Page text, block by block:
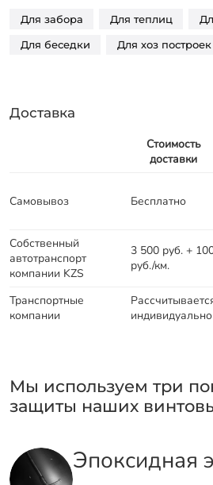
Для забора Для теплиц
Для беседки Для хоз построек
Доставка
Стоимость
доставки
Самовывоз Бесплатно
Собственный
автотранспорт
компании KZS
3 500 руб. +
руб./км.
Транспортные
компании
индивидуально
Мы используем три
защиты наших
Эпоксидная